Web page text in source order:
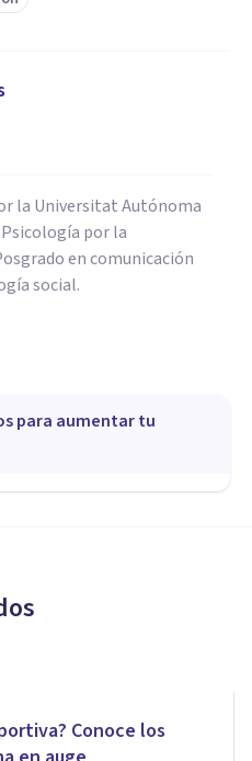
la Universitat Autónoma
por la
en comunicación
social.
para aumentar tu
Conoce los